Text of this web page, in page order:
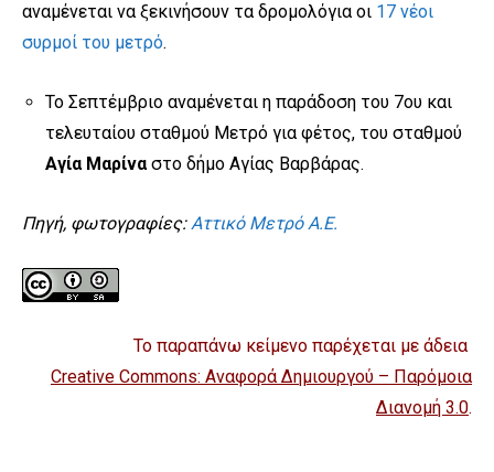
αναμένεται να ξεκινήσουν τα δρομολόγια οι 17 νέοι
συρμοί του μετρό.
Το Σεπτέμβριο αναμένεται η παράδοση του 7ου και
τελευταίου σταθμού Μετρό για φέτος, του σταθμού
Αγία Μαρίναστο δήμο Αγίας Βαρβάρας.
Πηγή, φωτογραφίες:Αττικό Μετρό Α.Ε.
Το παραπάνω κείμενο παρέχεται με άδεια
Creative Commons: Αναφορά Δημιουργού – Παρόμοια
Διανομή 3.0.